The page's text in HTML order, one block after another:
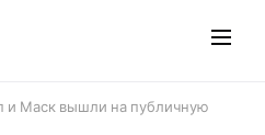
и Маск вышли на публичную